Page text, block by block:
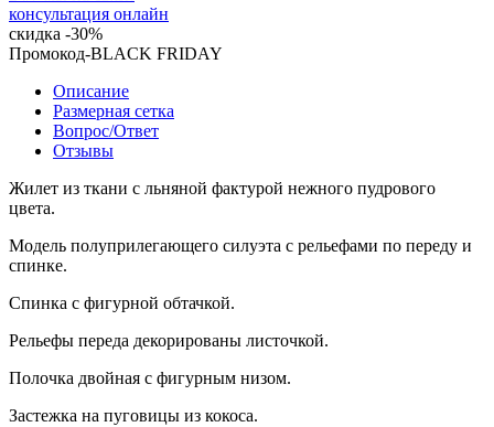
консультация онлайн
скидка -30%
Промокод-BLACK FRIDAY
Описание
Размерная сетка
Вопрос/Ответ
Отзывы
Жилет из ткани с льняной фактурой нежного пудрового
цвета.
Модель полуприлегающего силуэта с рельефами по переду и
спинке.
Спинка с фигурной обтачкой.
Рельефы переда декорированы листочкой.
Полочка двойная с фигурным низом.
Застежка на пуговицы из кокоса.